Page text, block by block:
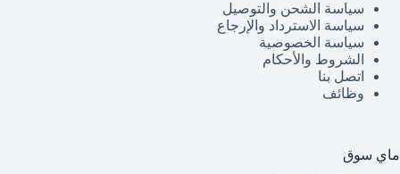
سياسة الشحن والتوصيل
سياسة الاسترداد والإرجاع
سياسة الخصوصية
الشروط والأحكام
اتصل بنا
وظائف
ماي سوق